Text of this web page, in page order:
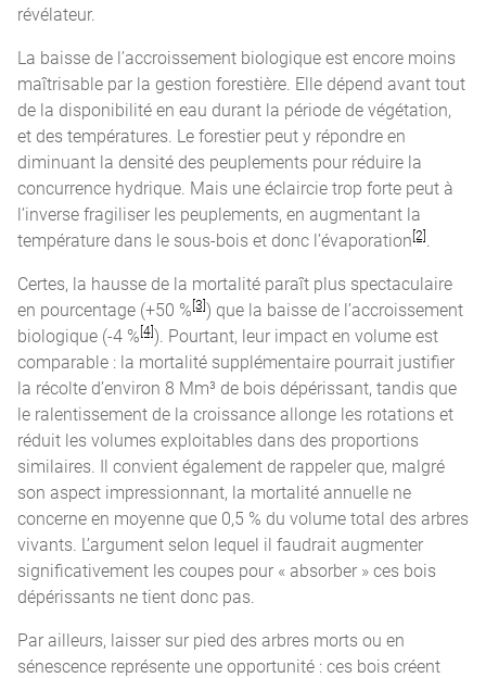
révélateur.
La baisse de l’accroissement biologique est encore moins
maîtrisable par la gestion forestière. Elle dépend avant tout
de la disponibilité en eau durant la période de végétation,
et des températures. Le forestier peut y répondre en
diminuant la densité des peuplements pour réduire la
concurrence hydrique. Mais une éclaircie trop forte peut à
l’inverse fragiliser les peuplements, en augmentant la
température dans le sous-bois et donc l’évaporation[2]
Certes, la hausse de la mortalité paraît plus spectaculaire
en pourcentage (+50 %[3]) que la baisse de l’accroissement
biologique (-4 %[4]). Pourtant, leur impact en volume est
comparable : la mortalité supplémentaire pourrait justifier
la récolte d’environ 8 Mm³ de bois dépérissant, tandis que
le ralentissement de la croissance allonge les rotations et
réduit les volumes exploitables dans des proportions
similaires. Il convient également de rappeler que, malgré
son aspect impressionnant, la mortalité annuelle ne
concerne en moyenne que 0,5 % du volume total des arbres
vivants. L’argument selon lequel il faudrait augmenter
significativement les coupes pour « absorber » ces bois
dépérissants ne tient donc pas.
Par ailleurs, laisser sur pied des arbres morts ou en
sénescence représente une opportunité : ces bois créent